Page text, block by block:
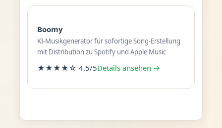
Boomy
KI-Musikgenerator für sofortige Song-Erstellung
mit Distribution zu Spotify und Apple Music
★★★★☆ 4.5/5Details ansehen →